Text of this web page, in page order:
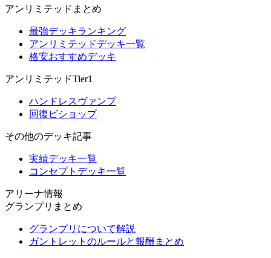
アンリミテッドまとめ
最強デッキランキング
アンリミテッドデッキ一覧
格安おすすめデッキ
アンリミテッドTier1
ハンドレスヴァンプ
回復ビショップ
その他のデッキ記事
実績デッキ一覧
コンセプトデッキ一覧
アリーナ情報
グランプリまとめ
グランプリについて解説
ガントレットのルールと報酬まとめ